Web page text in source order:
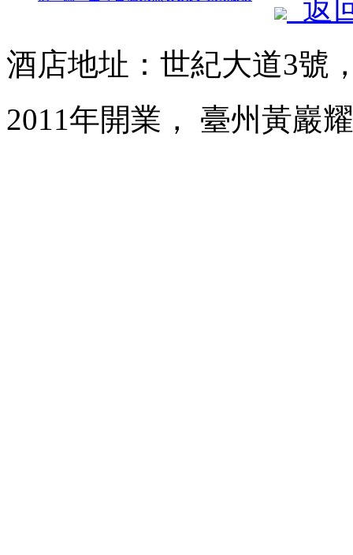
返
酒店地址：世紀大道3號
2011年開業， 臺州黃